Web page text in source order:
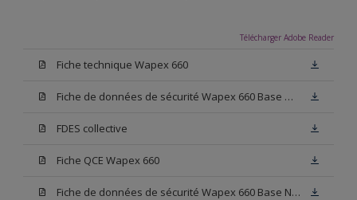
Télécharger Adobe Reader
Fiche technique Wapex 660
Fiche de données de sécurité Wapex 660 Base W05
FDES collective
Fiche QCE Wapex 660
Fiche de données de sécurité Wapex 660 Base N00